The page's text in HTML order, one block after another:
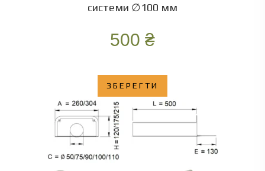
системи ∅100 мм
500 ₴
ЗБЕРЕГТИ